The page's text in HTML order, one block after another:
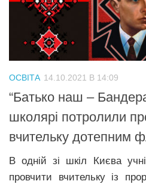
Трагедії
Курйози
Суспільство
Культура
Шоу-біз
#Війна
ОСВІТА 14.10.2021 В 14:09
“Батько наш –
школярі потролили
вчительку дотепним
В одній зі шкіл Києва
провчити вчительку із